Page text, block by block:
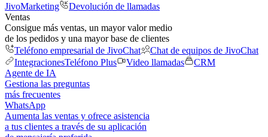
JivoMarketing
Devolución de llamadas
Ventas
Consigue más ventas, un mayor valor medio
de los pedidos y una mayor base de clientes
Teléfono empresarial de JivoChat
Chat de equipos de JivoChat
IntegracionesTeléfono Plus Video llamadas
CRM
Agente de IA
Gestiona las preguntas
más frecuentes
WhatsApp
Aumenta las ventas y ofrece asistencia
a tus clientes a través de su aplicación